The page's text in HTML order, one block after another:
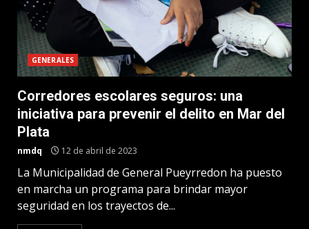
GENERALES
Corredores escolares seguros: una
iniciativa para prevenir el delito en Mar del
Plata
nmdq 12 de abril de 2023
La Municipalidad de General Pueyrredon ha puesto
en marcha un programa para brindar mayor
seguridad en los trayectos de...